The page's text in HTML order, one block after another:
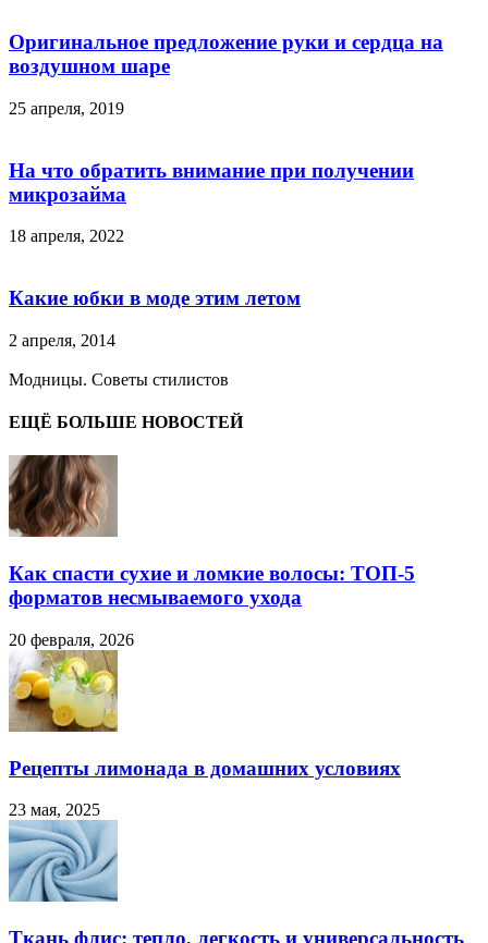
Оригинальное предложение руки и сердца на
воздушном шаре
25 апреля, 2019
На что обратить внимание при получении
микрозайма
18 апреля, 2022
Какие юбки в моде этим летом
2 апреля, 2014
Модницы. Советы стилистов
ЕЩЁ БОЛЬШЕ НОВОСТЕЙ
Как спасти сухие и ломкие волосы: ТОП-5
форматов несмываемого ухода
20 февраля, 2026
Рецепты лимонада в домашних условиях
23 мая, 2025
Ткань флис: тепло, легкость и универсальность